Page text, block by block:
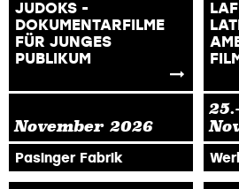
JUDOKS -
DOKUMENTARFILME
FÜR JUNGES
PUBLIKUM
November2026
Pasinger Fabrik